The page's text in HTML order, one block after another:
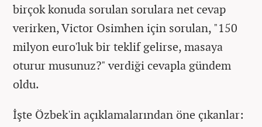
birçok konuda sorulan sorulara net cevap
verirken, Victor Osimhen için sorulan, "150
milyon euro'luk bir teklif gelirse, masaya
oturur musunuz?" verdiği cevapla gündem
oldu.
İşte Özbek'in açıklamalarından öne çıkanlar: